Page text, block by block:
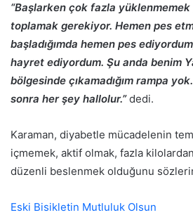
“Başlarken çok fazla
toplamak gerekiyor. Hemen pes
başladığımda hemen pes
hayret ediyordum. Şu anda benim
bölgesinde çıkamadığım rampa
sonra her şey hallolur.”dedi.
Karaman, diyabetle mücadelenin
içmemek, aktif olmak, fazla
düzenli beslenmek olduğunu
Eski Bisikletin Mutluluk Olsun